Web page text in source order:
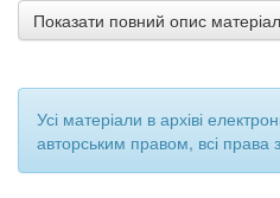
Показати повний опис
Усі матеріали в архіві
авторським правом, всі права